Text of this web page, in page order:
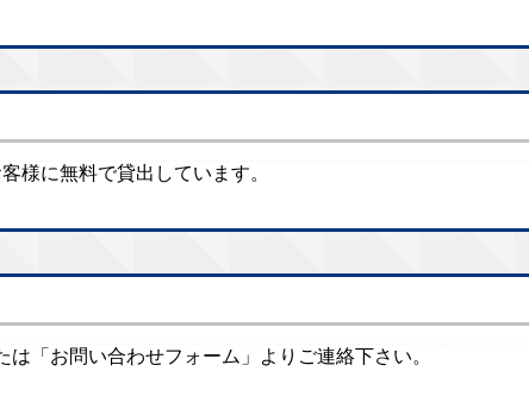
様に無料で貸出しています。
「お問い合わせフォーム」よりご連絡下さい。